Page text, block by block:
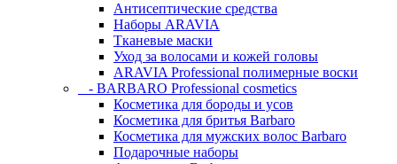
Антисептические средства
Наборы ARAVIA
Тканевые маски
Уход за волосами и кожей головы
ARAVIA Professional полимерные воски
- BARBARO Professional cosmetics
Косметика для бороды и усов
Косметика для бритья Barbaro
Косметика для мужских волос Barbaro
Подарочные наборы